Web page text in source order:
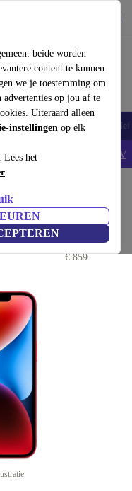
beide worden
content te kunnen
we je toestemming om
advertenties op jou af te
Uiteraard alleen
instellingen op elk
. Lees het
.
Accessoires
IPHONEDEAL - AV
| rood € 439,39
€ 859